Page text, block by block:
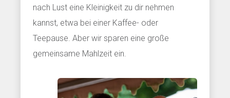
nach Lust eine Kleinigkeit zu dir nehmen
kannst, etwa bei einer Kaffee- oder
Teepause. Aber wir sparen eine große
gemeinsame Mahlzeit ein.